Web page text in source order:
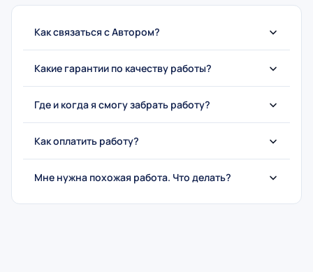
Как связаться с Автором?
Какие гарантии по качеству работы?
Где и когда я смогу забрать работу?
Как оплатить работу?
Мне нужна похожая работа. Что делать?